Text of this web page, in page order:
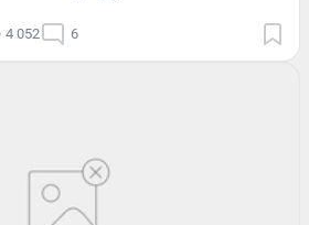
4 052 6